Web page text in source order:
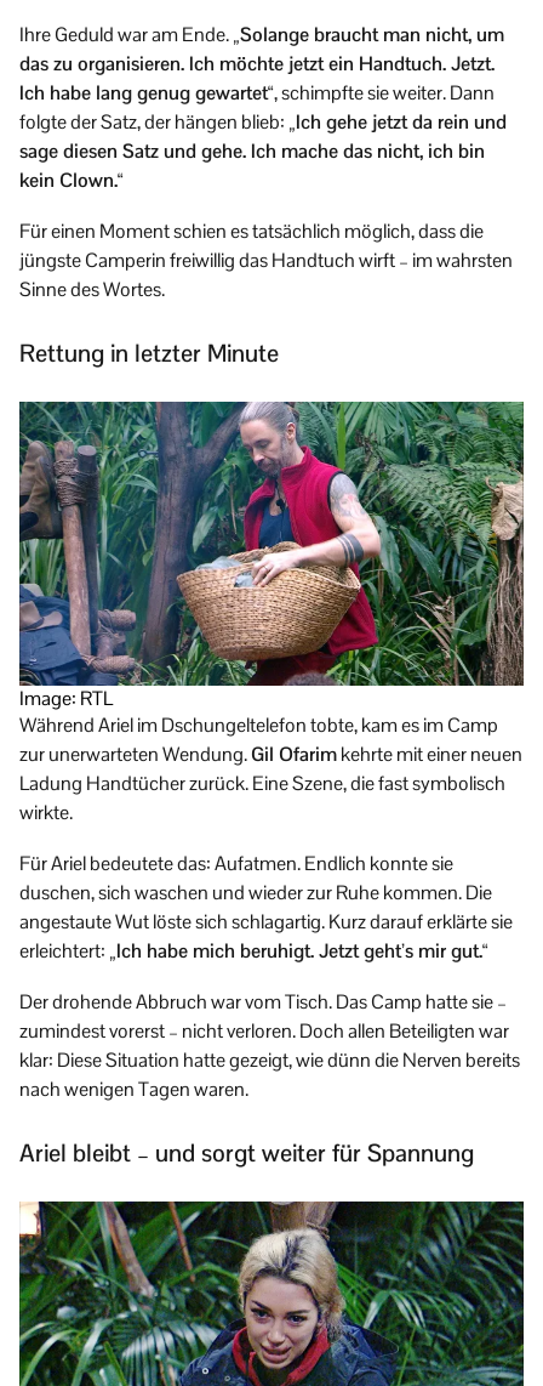
Ihre Geduld war am Ende.„Solange braucht man nicht, um
das zu organisieren. Ich möchte jetzt ein Handtuch. Jetzt.
Ich habe lang genug gewartet“, schimpfte sie weiter. Dann
folgte der Satz, der hängen blieb: „Ich gehe jetzt da rein und
sage diesen Satz und gehe. Ich mache das nicht, ich bin
kein Clown.“
Für einen Moment schien es tatsächlich möglich, dass die
jüngste Camperin freiwillig das Handtuch wirft – im wahrsten
Sinne des Wortes.
Rettung in letzter Minute
Image: RTL
Während Ariel im Dschungeltelefon tobte, kam es im Camp
zur unerwarteten Wendung.Gil Ofarimkehrte mit einer neuen
Ladung Handtücher zurück. Eine Szene, die fast symbolisch
wirkte.
Für Ariel bedeutete das: Aufatmen. Endlich konnte sie
duschen, sich waschen und wieder zur Ruhe kommen. Die
angestaute Wut löste sich schlagartig. Kurz darauf erklärte sie
erleichtert: „Ich habe mich beruhigt. Jetzt geht’s mir gut.“
Der drohende Abbruch war vom Tisch. Das Camp hatte sie –
zumindest vorerst – nicht verloren. Doch allen Beteiligten war
klar: Diese Situation hatte gezeigt, wie dünn die Nerven bereits
nach wenigen Tagen waren.
Ariel bleibt – und sorgt weiter für Spannung